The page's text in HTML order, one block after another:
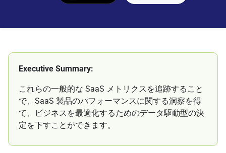
Executive Summary:
これらの一般的な SaaS メトリクスを追跡すること
で、SaaS 製品のパフォーマンスに関する洞察を得
て、ビジネスを最適化するためのデータ駆動型の決
定を下すことができます。